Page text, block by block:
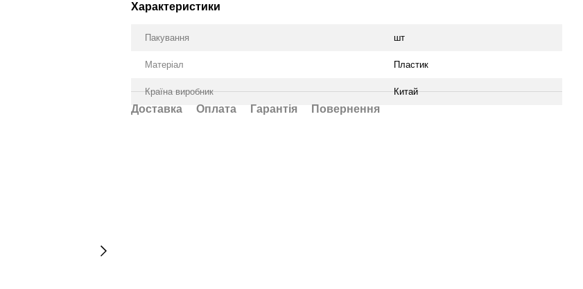
Характеристики
Пакування шт
Матеріал Пластик
Країна виробник Китай
Доставка Оплата Гарантія Повернення